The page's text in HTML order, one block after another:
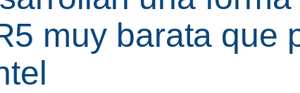
muy barata que